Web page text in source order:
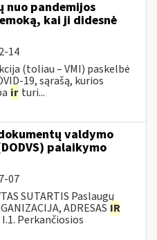
nuo pandemijos
kai ji didesnė
14
(toliau – VMI) paskelbė
19, sąrašą, kurios
ir turi...
valdymo
palaikymo
07
SUTARTIS Paslaugų
ADRESAS IR
I.1. Perkančiosios